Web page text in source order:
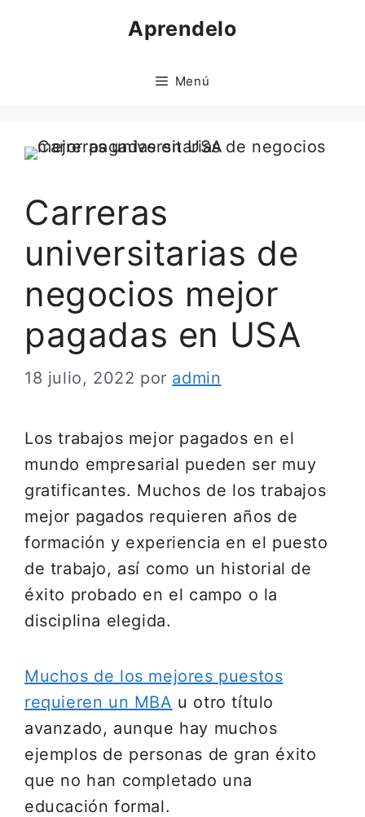
Aprendelo
Menú
Carreras
universitarias de
negocios mejor
pagadas en USA
18 julio, 2022 por admin
Los trabajos mejor pagados en el
mundo empresarial pueden ser muy
gratificantes. Muchos de los trabajos
mejor pagados requieren años de
formación y experiencia en el puesto
de trabajo, así como un historial de
éxito probado en el campo o la
disciplina elegida.
Muchos de los mejores puestos
requieren un MBA u otro título
avanzado, aunque hay muchos
ejemplos de personas de gran éxito
que no han completado una
educación formal.